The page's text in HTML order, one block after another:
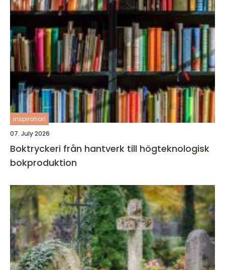
inspiration
07. July 2026
Boktryckeri från hantverk till högteknologisk
bokproduktion